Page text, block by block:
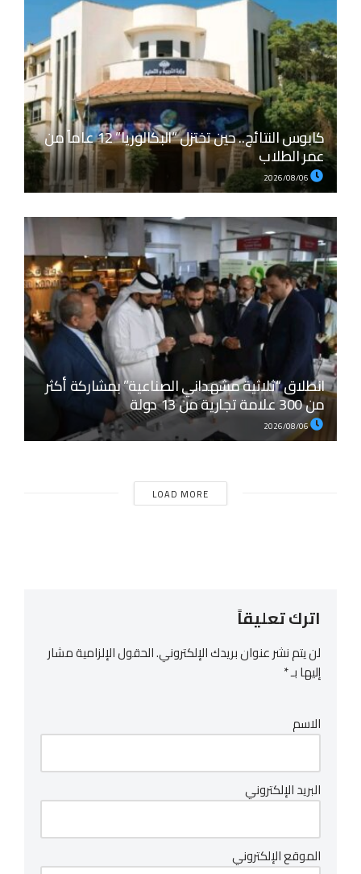
كابوس النتائج.. حين تختزل “البكالوريا” 12 عاماً من
عمر الطلاب
انطلاق “ثلاثية مشهداني الصناعية” بمشاركة أكثر
من 300 علامة تجارية من 13 دولة
2026/08/06
LOAD MORE
اترك تعليقاً
لن يتم نشر عنوان بريدك الإلكتروني.الحقول الإلزامية مشار
إليها بـ*
الاسم
البريد الإلكتروني
الموقع الإلكتروني